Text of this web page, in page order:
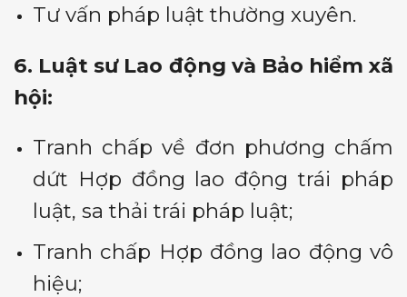
Tư vấn pháp luật thường xuyên.
6. Luật sư Lao động và Bảo hiểm xã
hội:
Tranh chấp về đơn phương chấm
dứt Hợp đồng lao động trái pháp
luật, sa thải trái pháp luật;
Tranh chấp Hợp đồng lao động vô
hiệu;